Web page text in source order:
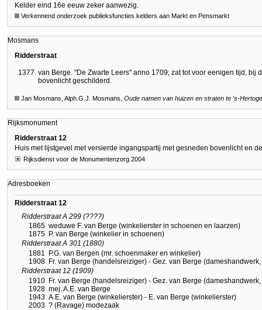
Kelder eind 16e eeuw zeker aanwezig.
Verkennend onderzoek publieksfuncties kelders aan Markt en Pensmarkt
Mosmans
Ridderstraat
van Berge. "De Zwarte Leers" anno 1709; zat tot voor eenigen tijd, bij
bovenlicht geschilderd.
Jan Mosmans, Alph.G.J. Mosmans, Oude namen van huizen en straten te 's-
Rijksmonument
Ridderstraat 12
Huis met lijstgevel met versierde ingangspartij met gesneden bovenlicht en
Rijksdienst voor de Monumentenzorg 2004
Adresboeken
Ridderstraat 12
Ridderstraat A 299 (????)
1865 weduwe F. van Berge (winkelierster in schoenen en laarzen)
1875 P. van Berge (winkelier in schoenen)
Ridderstraat A 301 (1880)
1881
P.G. van Bergen (mr. schoenmaker en winkelier)
1908 Fr. van Berge (handelsreiziger) - Gez. van Berge
Ridderstraat 12 (1909)
1910 Fr. van Berge (handelsreiziger) - Gez. van Berge
1928 mej. A.E. van Berge
1943 A.E. van Berge (winkelierster) - E. van Berge (winkelierster)
2003 ? (Ravage) modezaak